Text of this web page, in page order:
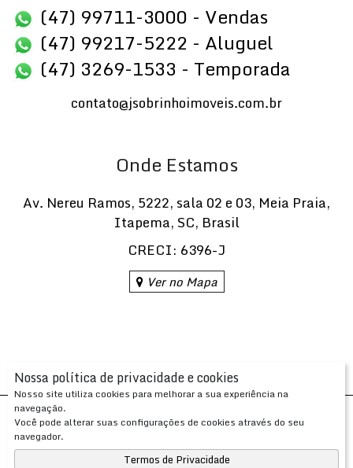
Nossa política de privacidade e cookies
Nosso site utiliza cookies para melhorar a sua experiência na
navegação.
Você pode alterar suas configurações de cookies através do seu
navegador.
Termos de Privacidade
(47) 99711-3000 - Vendas
(47) 99217-5222 - Aluguel
(47) 3269-1533 - Temporada
contato@jsobrinhoimoveis.com.br
Onde Estamos
Av. Nereu Ramos, 5222, sala 02 e 03, Meia Praia,
Itapema, SC, Brasil
CRECI: 6396-J
Ver no Mapa
Apresenta.me ~ Plataforma Imobiliária